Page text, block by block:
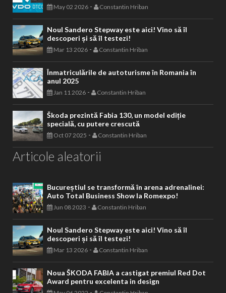
May 02 2026 - Constantin Hriban
Noul Sandero Stepway este aici! Vino să îl
descoperi și să îl testezi!
Mar 13 2026 - Constantin Hriban
Înmatriculările de autoturisme în Romania în
anul 2025
Jan 11 2026 - Constantin Hriban
Škoda prezintă Fabia 130, un model ediție
specială, cu putere crescută
Oct 07 2025 - Constantin Hriban
Articole aleatorii
Bucureștiul se transformă în arena adrenalinei:
Auto Total Business Show la Romexpo!
Jun 08 2023 - Constantin Hriban
Noul Sandero Stepway este aici! Vino să îl
descoperi și să îl testezi!
Mar 13 2026 - Constantin Hriban
Noua ŠKODA FABIA a castigat premiul Red Dot
Award pentru excelenta in design